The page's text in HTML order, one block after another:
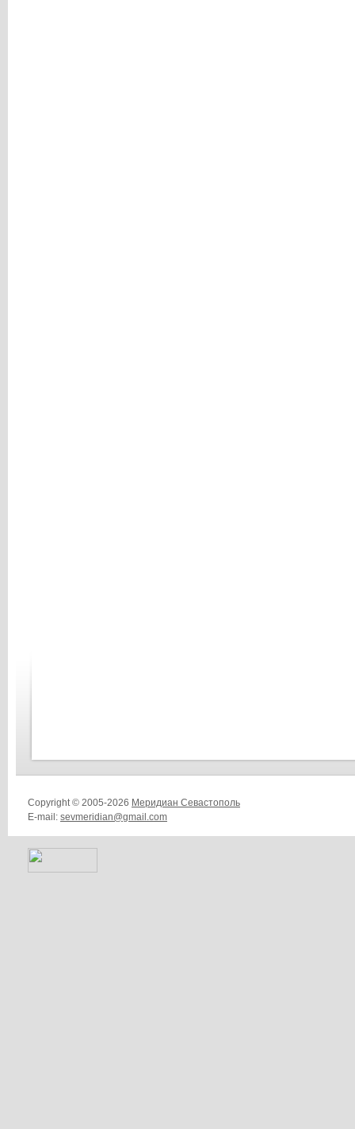
Copyright © 2005-2026 Меридиан Севастополь
E-mail: sevmeridian@gmail.com